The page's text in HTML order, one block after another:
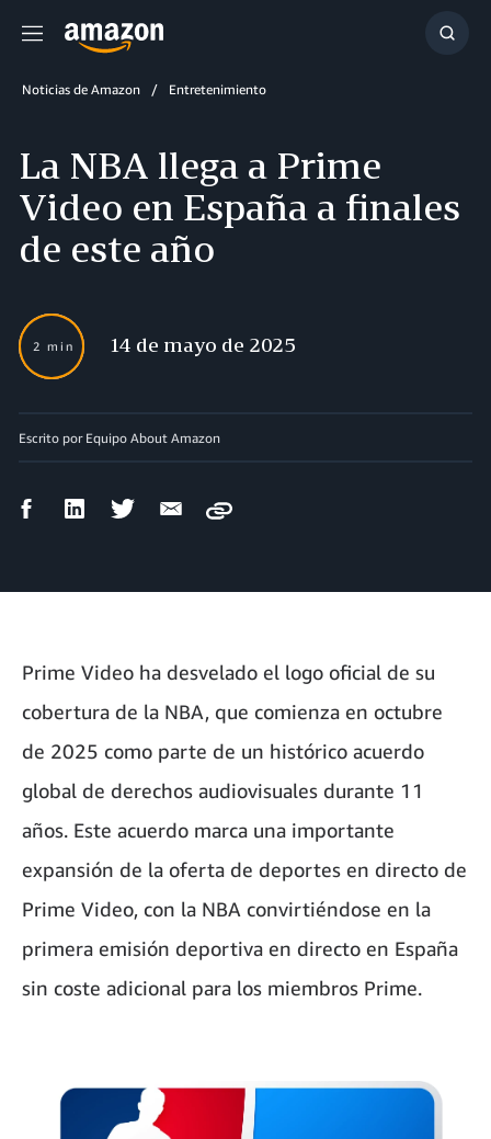
Menú
Noticias de Amazon Entretenimiento
La NBA llega a Prime
Video en España a finales
de este año
2 min 14 de mayo de 2025
Escrito por Equipo About Amazon
CompartirCompartirCompartirCompartir
Copy
Prime Video ha desvelado el logo oficial de su
cobertura de la NBA, que comienza en octubre
de 2025 como parte de un histórico acuerdo
global de derechos audiovisuales durante 11
años. Este acuerdo marca una importante
expansión de la oferta de deportes en directo de
Prime Video, con la NBA convirtiéndose en la
primera emisión deportiva en directo en España
sin coste adicional para los miembros Prime.